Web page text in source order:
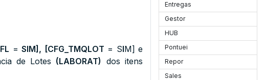
=SIM], [CFG_TMQLOT = SIM] e
de Lotes (LABORAT) dos itens
Entregas
Gestor
HUB
Pontuei
Repor
Sales